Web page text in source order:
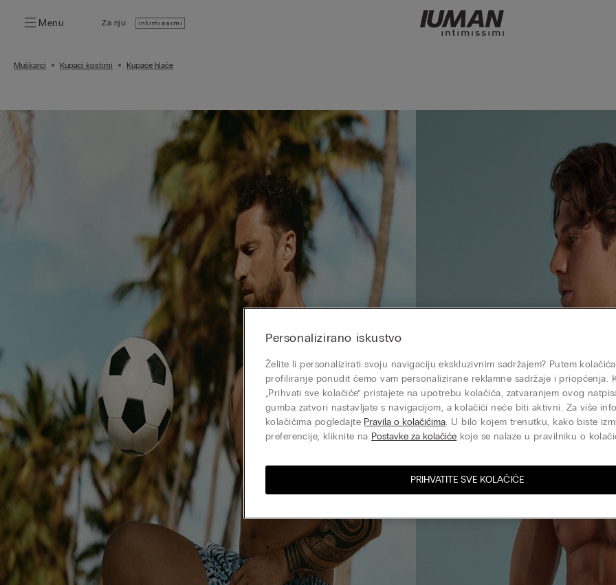
Menu Za nju:
Muškarci Kupaći kostimi Kupaće hlače
Personalizirano iskustvo
Želite li personalizirati svoju navigaciju ekskluzivnim sadržajem? Putem
profiliranje ponudit ćemo vam personalizirane reklamne sadržaje i priopćenja.
„Prihvati sve kolačiće” pristajete na upotrebu kolačića, zatvaranjem ovog
gumba zatvori nastavljate s navigacijom, a kolačići neće biti aktivni. Za više
kolačićima pogledajte Pravila o kolačićima. U bilo kojem trenutku, kako biste
preferencije, kliknite na Postavke za kolačiće koje se nalaze u pravilniku o
PRIHVATITE SVE KOLAČIĆE